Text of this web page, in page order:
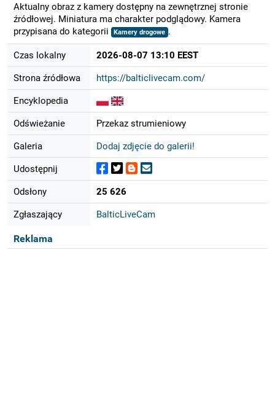
Aktualny obraz z kamery dostępny na zewnętrznej stronie
źródłowej. Miniatura ma charakter podglądowy. Kamera
przypisana do kategorii
Kamery drogowe .
Czas lokalny 2026-08-07 13:10 EEST
Strona źródłowa https://balticlivecam.com/
Encyklopedia
Odświeżanie Przekaz strumieniowy
Galeria Dodaj zdjęcie do galerii!
Udostępnij
Odsłony 25 626
Zgłaszający BalticLiveCam
Reklama